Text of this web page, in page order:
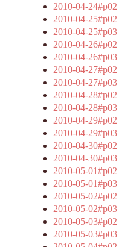
2010-04-24#p02
2010-04-25#p02
2010-04-25#p03
2010-04-26#p02
2010-04-26#p03
2010-04-27#p02
2010-04-27#p03
2010-04-28#p02
2010-04-28#p03
2010-04-29#p02
2010-04-29#p03
2010-04-30#p02
2010-04-30#p03
2010-05-01#p02
2010-05-01#p03
2010-05-02#p02
2010-05-02#p03
2010-05-03#p02
2010-05-03#p03